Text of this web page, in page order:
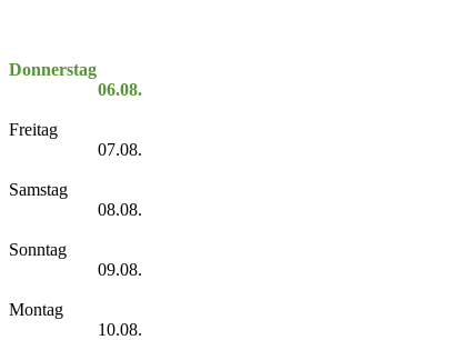
Donnerstag
06.08.
Freitag
07.08.
Samstag
08.08.
Sonntag
09.08.
Montag
10.08.